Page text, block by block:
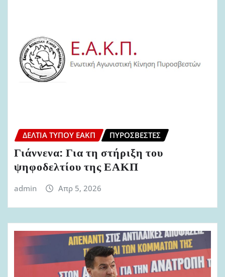
ΔΕΛΤΊΑ ΤΎΠΟΥ ΕΑΚΠ ΠΥΡΟΣΒΈΣΤΕΣ
Γιάννενα: Για τη στήριξη του
ψηφοδελτίου της ΕΑΚΠ
admin Απρ 5, 2026